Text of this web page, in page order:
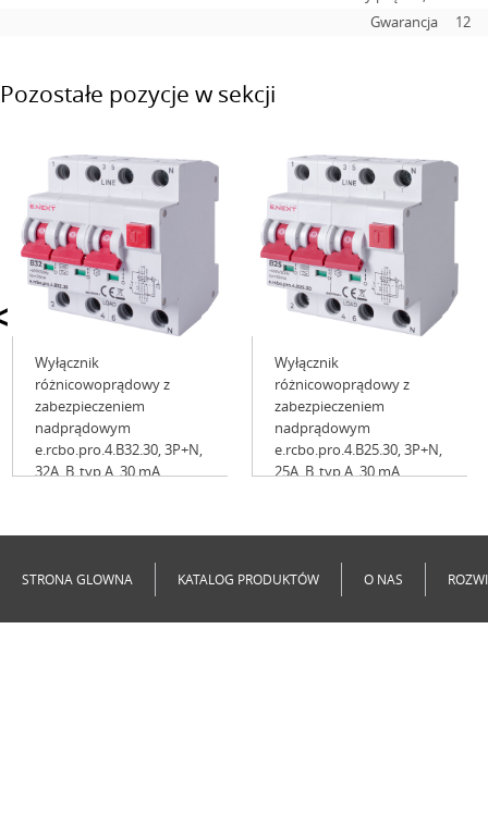
Gwarancja
12
Pozostałe pozycje w sekcji
Wyłącznik
różnicowoprądowy z
zabezpieczeniem
nadprądowym
e.rcbo.pro.4.B32.30, 3P+N,
32А, B, typ A, 30 mA
Wyłącznik
różnicowoprądowy z
zabezpieczeniem
nadprądowym
e.rcbo.pro.4.B25.30, 3P+N,
25А, B, typ A, 30 mA
STRONA GLOWNA KATALOG PRODUKTÓW O NAS